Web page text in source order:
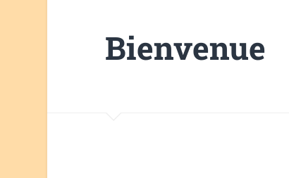
Bienvenue